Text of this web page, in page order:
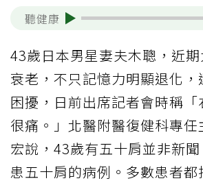
聽健康
43歲日本男星妻夫木聰，近
衰老，不只記憶力明顯退化，
困擾，日前出席記者會時稱「
很痛。」北醫附醫復健科專任
宏說，43歲有五十肩並非新
患五十肩的病例。多數患者都